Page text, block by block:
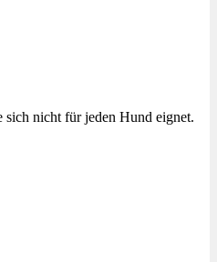
sich nicht für jeden Hund eignet.